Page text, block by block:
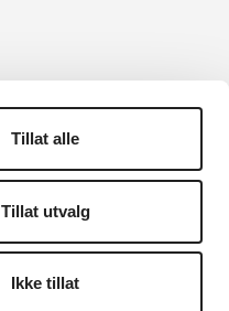
Tillat alle
Tillat utvalg
Ikke tillat